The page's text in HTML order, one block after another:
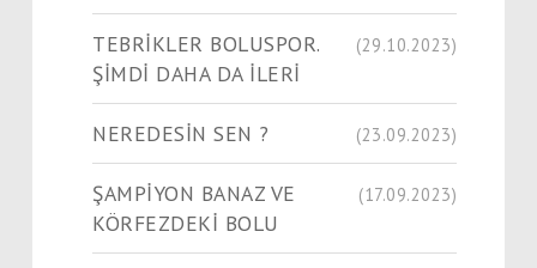
TEBRİKLER BOLUSPOR.
ŞİMDİ DAHA DA İLERİ
(29.10.2023)
NEREDESİN SEN ? (23.09.2023)
ŞAMPİYON BANAZ VE
KÖRFEZDEKİ BOLU
(17.09.2023)